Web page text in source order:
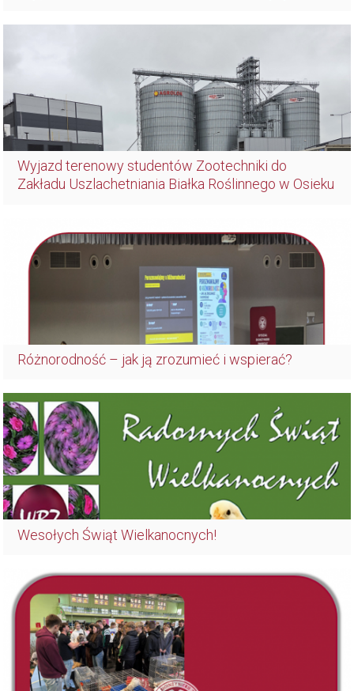
Wyjazd terenowy studentów Zootechniki do
Zakładu Uszlachetniania Białka Roślinnego w Osieku
Różnorodność – jak ją zrozumieć i wspierać?
Wesołych Świąt Wielkanocnych!